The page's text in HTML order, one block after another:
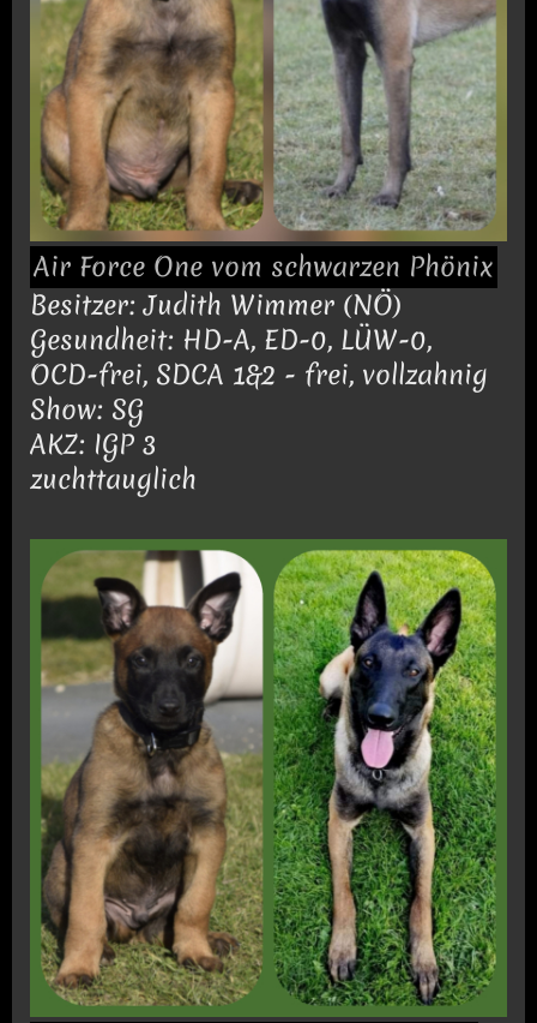
Air Force One vom schwarzen Phönix
Besitzer: Judith Wimmer (NÖ)
Gesundheit: HD-A, ED-0, LÜW-0,
OCD-frei, SDCA 1&2 - frei, vollzahnig
Show: SG
AKZ: IGP 3
zuchttauglich